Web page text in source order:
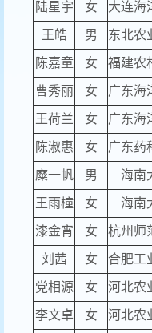
陆星宇 女 大连海
王皓 男 东北农
陈嘉童 女 福建农
曹秀丽 女 广东海
王荷兰 女 广东海
陈淑惠 女 广东药
糜一帆 男 海南
王雨橦 女 海南
漆金宵 女 杭州师
刘茜 女 合肥工
党相源 女 河北农
李文卓 女 河北农